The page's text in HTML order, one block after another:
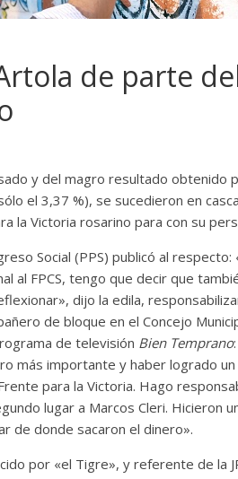
de parte
y del magro resultado obtenido
el 3,37 %), se sucedieron en
la Victoria rosarino para con su
Social (PPS) publicó al
al FPCS, tengo que decir que
dijo la edila,
de bloque en el Concejo
de televisión Bien Temprano
más importante y haber logrado
para la Victoria. Hago
lugar a Marcos Cleri. Hicieron
de donde sacaron el dinero».
por «el Tigre», y referente de la